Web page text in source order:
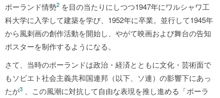
ポーランド情勢2 を目の当たりにしつつ1947年にワルシャワ工
科大学に入学して建築を学び、1952年に卒業。並行して1945年
から風刺画の創作活動を開始し、やがて映画および舞台の告知
ポスターを制作するようになる。
さて、当時のポーランドは政治・経済とともに文化・芸術面で
もソビエト社会主義共和国連邦（以下、ソ連）の影響下にあっ
たが3
、この風潮に対抗して自由な表現を推し進める「ポーラ